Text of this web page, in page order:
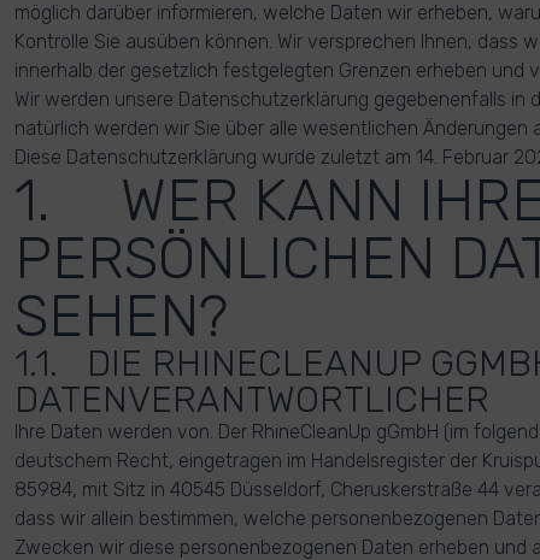
möglich darüber informieren, welche Daten wir erheben,
Kontrolle Sie ausüben können. Wir versprechen Ihnen, dass
innerhalb der gesetzlich festgelegten Grenzen erheben und
Wir werden unsere Datenschutzerklärung gegebenenfalls in
natürlich werden wir Sie über alle wesentlichen Änderungen
Diese Datenschutzerklärung wurde zuletzt am 14. Februar
1. WER KANN
PERSÖNLICHEN
SEHEN?
1.1. DIE RHINECLEANUP
DATENVERANTWORTLICHER
Ihre Daten werden von. Der RhineCleanUp gGmbH (im
deutschem Recht, eingetragen im Handelsregister der
85984, mit Sitz in 40545 Düsseldorf, Cheruskerstraße 44
dass wir allein bestimmen, welche personenbezogenen
Zwecken wir diese personenbezogenen Daten erheben und